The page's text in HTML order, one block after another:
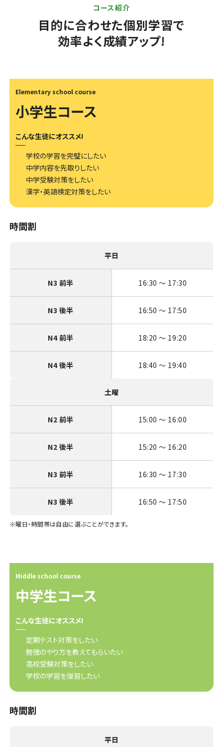
コース紹介
目的に合わせた個別学習で
効率よく成績アップ!
Elementary school course
小学生コース
こんな生徒にオススメ!
学校の学習を完璧にしたい
中学内容を先取りしたい
中学受験対策をしたい
漢字・英語検定対策をしたい
時間割
平日
N3 前半 16:30 〜 17:30
N3 後半 16:50 〜 17:50
N4 前半 18:20 〜 19:20
N4 後半 18:40 〜 19:40
土曜
N2 前半 15:00 〜 16:00
N2 後半 15:20 〜 16:20
N3 前半 16:30 〜 17:30
N3 後半 16:50 〜 17:50
曜日・時間帯は自由に選ぶことができます。
Middle school course
中学生コース
こんな生徒にオススメ!
定期テスト対策をしたい
勉強のやり方を教えてもらいたい
高校受験対策をしたい
学校の学習を復習したい
時間割
平日